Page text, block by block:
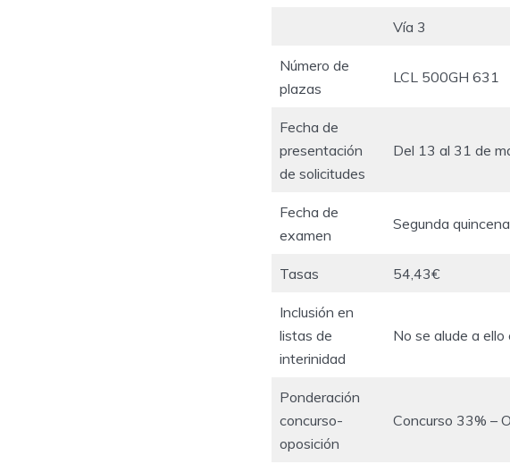
Vía 3
Número de
plazas
LCL 500GH 631
Fecha de
presentación
de solicitudes
Del 13 al 31 de
Fecha de
examen
Segunda
Tasas 54,43€
Inclusión en
listas de
interinidad
No se alude a
Ponderación
concurso-
oposición
Concurso 33% –